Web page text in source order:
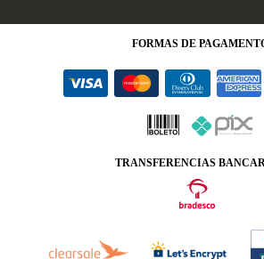
FORMAS DE
TRANSFERENCIAS